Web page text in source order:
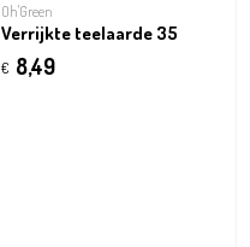
Oh'Green
Verrijkte teelaarde 35
€ 8,49